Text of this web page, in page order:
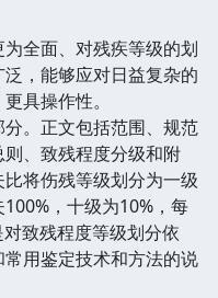
全面、对残疾等级的划
，能够应对日益复杂的
具操作性。
。正文包括范围、规范
、致残程度分级和附
将伤残等级划分为一级
，十级为10%，每
致残程度等级划分依
用鉴定技术和方法的说